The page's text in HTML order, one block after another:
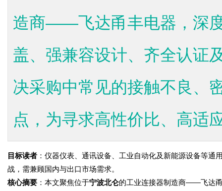
造商——飞达甬丰电器，深
盖、强兼容设计、齐全认证
决采购中常见的接触不良、
点，为寻求高性价比、高适
目标读者 ：仪器仪表、通讯设备、工业自动化及新能源设备等
战，需兼顾国内与出口市场需求。
核心摘要 ：本文聚焦位于宁波北仑的工业连接器制造商——飞达